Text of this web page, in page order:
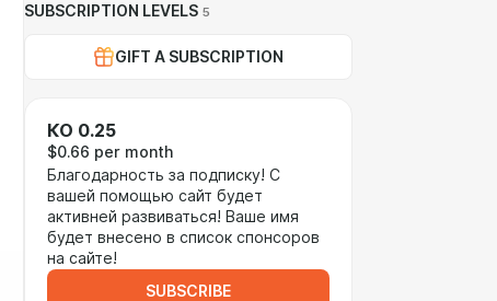
SUBSCRIPTION LEVELS 5
GIFT A SUBSCRIPTION
КО 0.25
$0.66 per month
Благодарность за подписку! С
вашей помощью сайт будет
активней развиваться! Ваше имя
будет внесено в список спонсоров
на сайте!
SUBSCRIBE